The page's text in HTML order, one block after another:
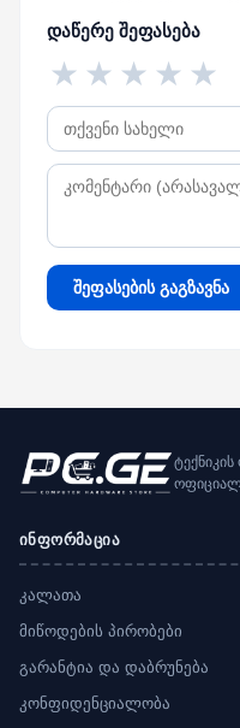
დაწერე შეფასება
★
★
★
★
★
შეფასების გაგზავნა
ინფორმაცია
კალათა
მიწოდების პირობები
გარანტია და დაბრუნება
კონფიდენციალობა